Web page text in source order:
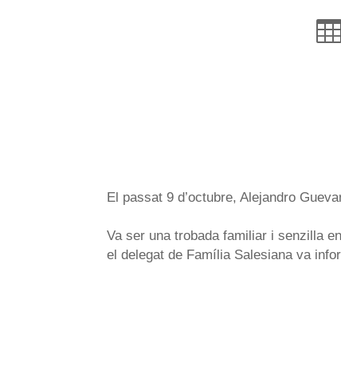

El passat 9 d’octubre, Alejandro
Va ser una trobada familiar i senzilla
el delegat de Família Salesiana va